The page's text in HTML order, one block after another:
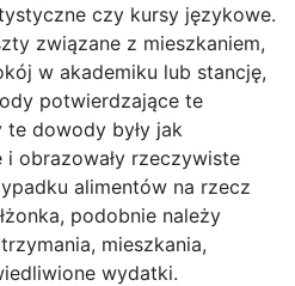
czy kursy językowe.
związane z mieszkaniem,
w akademiku lub stancję,
potwierdzające te
te dowody były jak
i obrazowały rzeczywiste
alimentów na rzecz
podobnie należy
mieszkania,
wydatki.